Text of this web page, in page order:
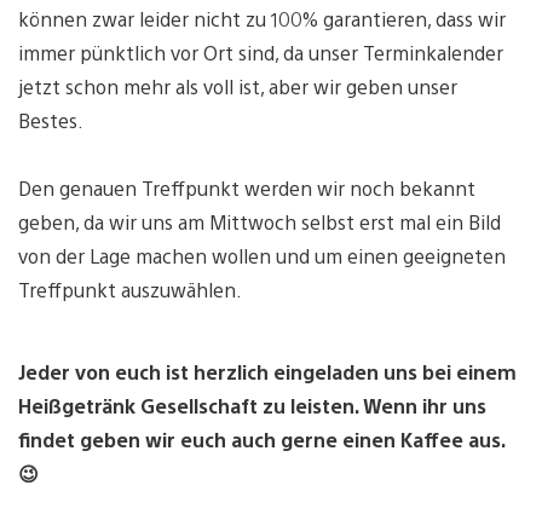
können zwar leider nicht zu 100% garantieren, dass wir
immer pünktlich vor Ort sind, da unser Terminkalender
jetzt schon mehr als voll ist, aber wir geben unser
Bestes.
Den genauen Treffpunkt werden wir noch bekannt
geben, da wir uns am Mittwoch selbst erst mal ein Bild
von der Lage machen wollen und um einen geeigneten
Treffpunkt auszuwählen.
Jeder von euch ist herzlich eingeladen uns bei einem
Heißgetränk Gesellschaft zu leisten. Wenn ihr uns
findet geben wir euch auch gerne einen Kaffee aus.
😉